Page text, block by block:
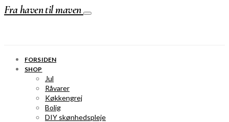
Fra haven til maven
FORSIDEN
SHOP
Jul
Råvarer
Køkkengrej
Bolig
DIY skønhedspleje